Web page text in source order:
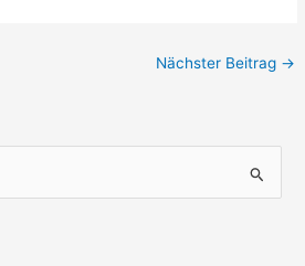
Nächster Beitrag →